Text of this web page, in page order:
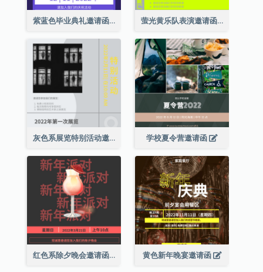
紫蓝色毕业典礼邀请函 萤光黄乐队表演邀请函
灰色系展览特别活动邀请函 学校夏令营邀请函
红色系除夕晚会邀请函 黄色新年晚宴邀请函